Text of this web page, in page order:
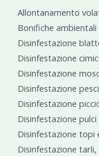
Allontanamento
Bonifiche ambientali
Disinfestazione
Disinfestazione
Disinfestazione
Disinfestazione
Disinfestazione
Disinfestazione pulci
Disinfestazione topi
Disinfestazione